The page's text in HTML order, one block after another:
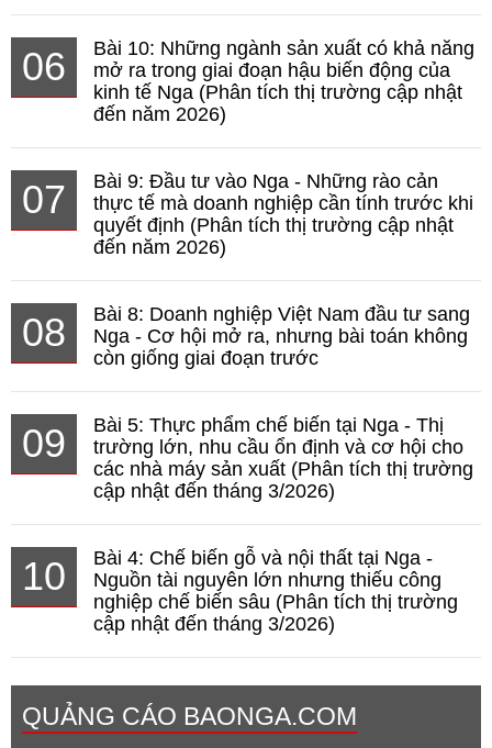
06
Bài 10: Những ngành sản xuất có khả năng
mở ra trong giai đoạn hậu biến động của
kinh tế Nga (Phân tích thị trường cập nhật
đến năm 2026)
07
Bài 9: Đầu tư vào Nga - Những rào cản
thực tế mà doanh nghiệp cần tính trước khi
quyết định (Phân tích thị trường cập nhật
đến năm 2026)
08
Bài 8: Doanh nghiệp Việt Nam đầu tư sang
Nga - Cơ hội mở ra, nhưng bài toán không
còn giống giai đoạn trước
09
Bài 5: Thực phẩm chế biến tại Nga - Thị
trường lớn, nhu cầu ổn định và cơ hội cho
các nhà máy sản xuất (Phân tích thị trường
cập nhật đến tháng 3/2026)
10
Bài 4: Chế biến gỗ và nội thất tại Nga -
Nguồn tài nguyên lớn nhưng thiếu công
nghiệp chế biến sâu (Phân tích thị trường
cập nhật đến tháng 3/2026)
QUẢNG CÁO BAONGA.COM